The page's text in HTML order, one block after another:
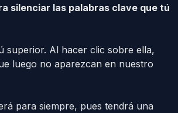
silenciar las palabras clave que tú
superior. Al hacer clic sobre ella,
luego no aparezcan en nuestro
para siempre, pues tendrá una